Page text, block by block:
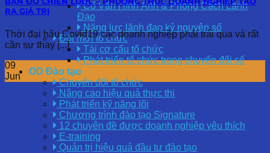
Cố Vấn Hình Ảnh & Phong Cách Lãnh
Đạo
Năng lực lãnh đạo kỷ nguyên số
Đổi mới tổ chức
Tái cơ cấu tổ chức
Phát triển tổ chức trong chuyển đổi số
OD Đào tạo
Chuyển đổi tổ chức
Nâng cao hiệu quả thực thi
Phát triển kỹ năng lõi
Chương trình đào tạo Signature
12 chuyên đề được doanh nghiệp yêu thích
E-training
Quản trị hiệu quả đầu tư đào tạo
RA GIÁ TRỊ
Thời đại hậu Covid19 các doanh nghiệp phải trải qua và rất
cần sự thay [...]
09
Jun